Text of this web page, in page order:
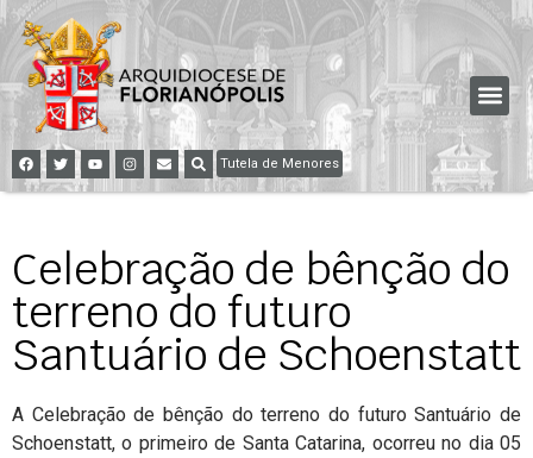
Tutela de Menores
Celebração de bênção do
terreno do futuro
Santuário de Schoenstatt
A Celebração de bênção do terreno do futuro Santuário de
Schoenstatt, o primeiro de Santa Catarina, ocorreu no dia 05